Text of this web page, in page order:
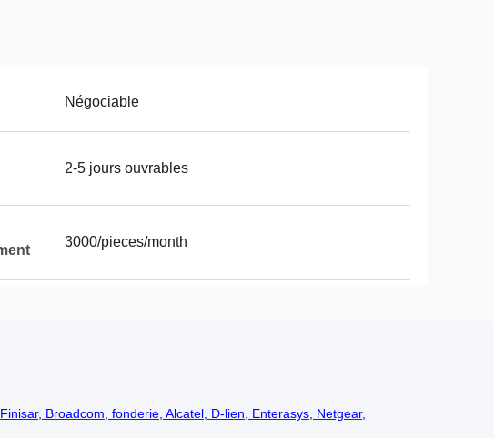
Négociable
2-5 jours ouvrables
3000/pieces/month
Broadcom, fonderie, Alcatel, D-lien, Enterasys, Netgear,